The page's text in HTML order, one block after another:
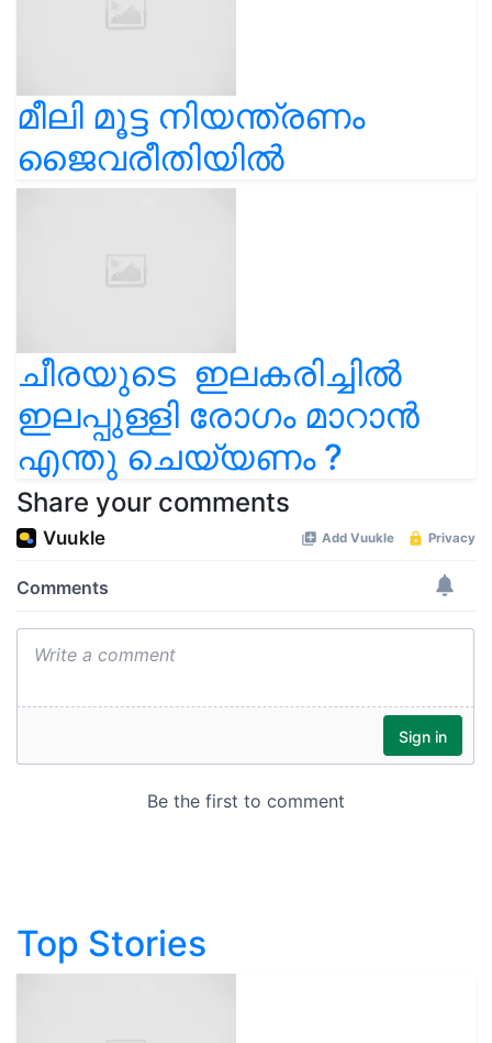
മീലി മൂട്ട നിയന്ത്രണം
ജൈവരീതിയിൽ
ചീരയുടെ ഇലകരിച്ചിൽ
ഇലപ്പുള്ളി രോഗം മാറാൻ
എന്തു ചെയ്യണം ?
Share your comments
Top Stories